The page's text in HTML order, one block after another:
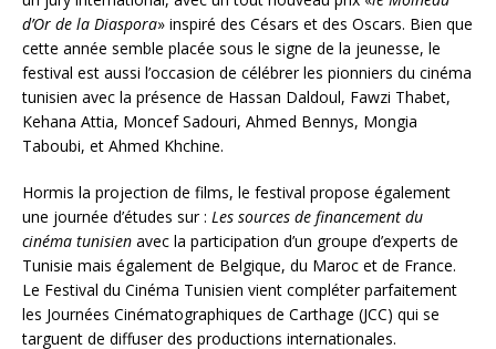
d’Or de la Diaspora» inspiré des Césars et des Oscars. Bien que
cette année semble placée sous le signe de la jeunesse, le
festival est aussi l’occasion de célébrer les pionniers du cinéma
tunisien avec la présence de Hassan Daldoul, Fawzi Thabet,
Kehana Attia, Moncef Sadouri, Ahmed Bennys, Mongia
Taboubi, et Ahmed Khchine.
Hormis la projection de films, le festival propose également
une journée d’études sur : Les sources de financement du
cinéma tunisien avec la participation d’un groupe d’experts de
Tunisie mais également de Belgique, du Maroc et de France.
Le Festival du Cinéma Tunisien vient compléter parfaitement
les Journées Cinématographiques de Carthage (JCC) qui se
targuent de diffuser des productions internationales.